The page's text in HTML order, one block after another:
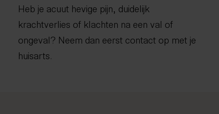
Heb je acuut hevige pijn, duidelijk
krachtverlies of klachten na een val of
ongeval? Neem dan eerst contact op met je
huisarts.